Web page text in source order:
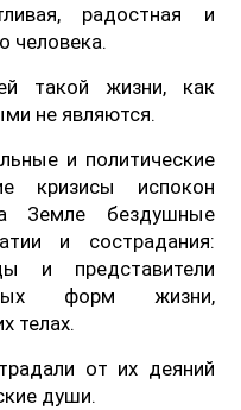
радостная и
человека.
такой жизни, как
не являются.
и политические
кризисы испокон
Земле бездушные
и сострадания:
и представители
форм жизни,
телах.
от их деяний
души.